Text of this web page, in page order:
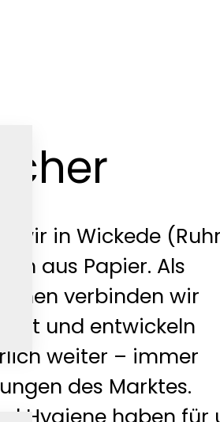
wir in Wickede
aus Papier. Als
verbinden wir
und entwickeln
weiter – immer
des Marktes.